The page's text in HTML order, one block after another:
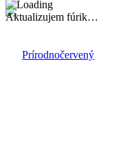
Aktualizujem fúrik…